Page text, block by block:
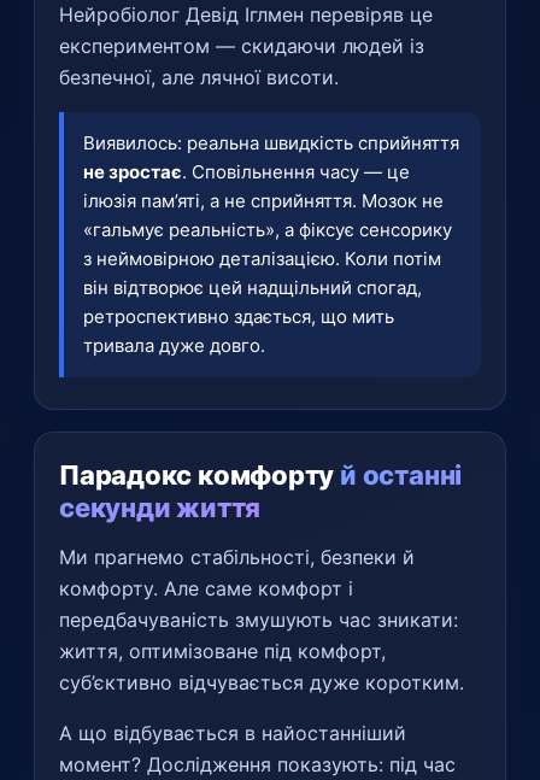
Нейробіолог Девід Іглмен перевіряв це
експериментом — скидаючи людей із
безпечної, але лячної висоти.
Виявилось: реальна швидкість сприйняття
не зростає. Сповільнення часу — це
ілюзія пам’яті, а не сприйняття. Мозок не
«гальмує реальність», а фіксує сенсорику
з неймовірною деталізацією. Коли потім
він відтворює цей надщільний спогад,
ретроспективно здається, що мить
тривала дуже довго.
Парадокс комфорту й останні
секунди життя
Ми прагнемо стабільності, безпеки й
комфорту. Але саме комфорт і
передбачуваність змушують час зникати:
життя, оптимізоване під комфорт,
суб’єктивно відчувається дуже коротким.
А що відбувається в найостанніший
момент? Дослідження показують: під час